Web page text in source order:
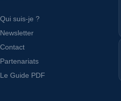
Qui suis-je ?
Newsletter
Contact
Partenariats
Le Guide PDF